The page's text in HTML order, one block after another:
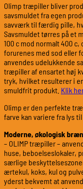
Olimp træpiller bliver
savsmuldet fra egen
savværk til færdig pille,
Savsmuldet tørres på et
100 c mod normalt 400
forurenes med sod eller
anvendes udelukkende
træpiller af ensartet høj
tryk, hvilket resulterer i
smuldfrit produkt. Klik
Olimp er den perfekte
farve kan variere fra lys
Moderne, økologisk
– OLIMP træpiller –
huse, beboelseslokaler,
særlige
ærtekul, koks, kul og
yderst bekvemt at